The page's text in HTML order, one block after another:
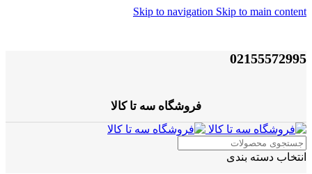
Skip to navigation Skip to main content
02155572995
فروشگاه سه تا کالا
انتخاب دسته بندی